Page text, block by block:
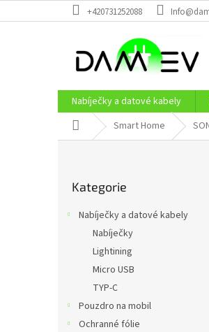
na
+420731252088
Nabíječky a datové kabely
Domů Smart Home
kategorie
Kategorie
Nabíječky a datové kabely
Nabíječky
Lightining
Micro USB
TYP-C
Pouzdro na mobil
Ochranné fólie